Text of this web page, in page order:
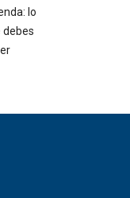
lo
debes